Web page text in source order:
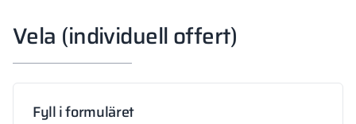
Vela (individuell offert)
Fyll i formuläret